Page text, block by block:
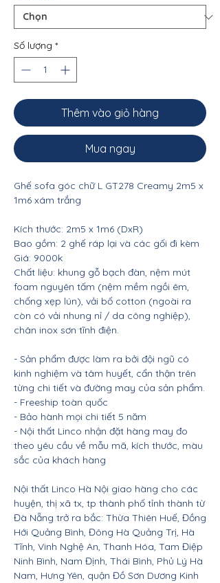
Số lượng *
Thêm vào giỏ hàng
Mua ngay
Ghế sofa góc chữ L GT278 Creamy 2m5 x
1m6 xám trắng
Kích thước: 2m5 x 1m6 (DxR)
Bao gồm: 2 ghế ráp lại và các gối đi kèm
Giá: 9000k
Chất liệu: khung gỗ bạch đàn, nệm mút
foam nguyên tấm (nệm mềm ngồi êm,
chống xẹp lún), vải bố cotton (ngoài ra
còn có vải nhung nỉ / da công nghiệp),
chân inox sơn tĩnh điện.
- Sản phẩm được làm ra bởi đội ngũ có
kinh nghiệm và tâm huyết, cẩn thận trên
từng chi tiết và đường may của sản phẩm.
- Freeship toàn quốc
- Bảo hành mọi chi tiết 5 năm
- Nội thất Linco nhận đặt hàng may đo
theo yêu cầu về mẫu mã, kích thước, màu
sắc của khách hàng
Nội thất Linco Hà Nội giao hàng cho các
huyện, thị xã tx, tp thành phố tỉnh thành từ
Đà Nẵng trở ra bắc: Thừa Thiên Huế, Đồng
Hới Quảng Bình, Đông Hà Quảng Trị, Hà
Tĩnh, Vinh Nghệ An, Thanh Hóa, Tam Điệp
Ninh Bình, Nam Định, Thái Bình, Phủ Lý Hà
Nam, Hưng Yên, quận Đồ Sơn Dương Kinh